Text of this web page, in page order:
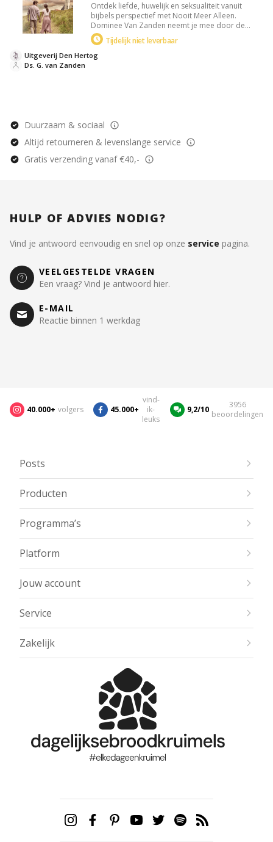
Ontdek liefde, huwelijk en seksualiteit vanuit
bijbels perspectief met Nooit Meer Alleen.
Dominee Van Zanden neemt je mee door de
Bijbel en biedt inzichten over verkering, trouwen,
echtscheiding en single zijn. Verdiep je begrip van
relaties door gespreksvragen en bijbelgedeelten.
Tijdelijk niet leverbaar
Ds. G. van Zanden
Uitgeverij Den Hertog
Duurzaam & sociaal
Altijd retourneren & levenslange service
Gratis verzending vanaf €40,-
HULP OF ADVIES NODIG?
Vind je antwoord eenvoudig en snel op onze service pagina.
VEELGESTELDE VRAGEN
Een vraag? Vind je antwoord hier.
E-MAIL
Reactie binnen 1 werkdag
40.000+ volgers 45.000+
vind-
ik-
leuks
9,2/10
3956
beoordelingen
Posts
Producten
Programma’s
Platform
Jouw account
Service
Zakelijk